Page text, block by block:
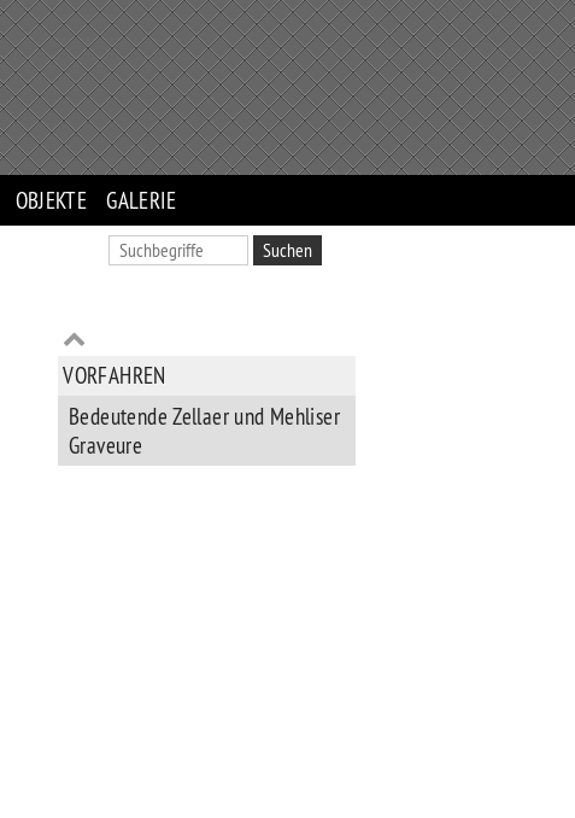
OBJEKTE GALERIE
VORFAHREN
Bedeutende Zellaer und Mehliser
Graveure